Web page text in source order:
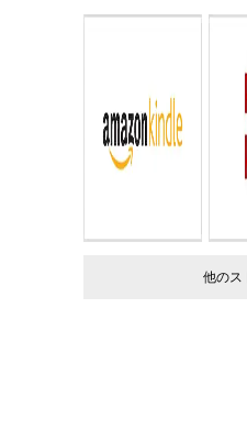
他のス